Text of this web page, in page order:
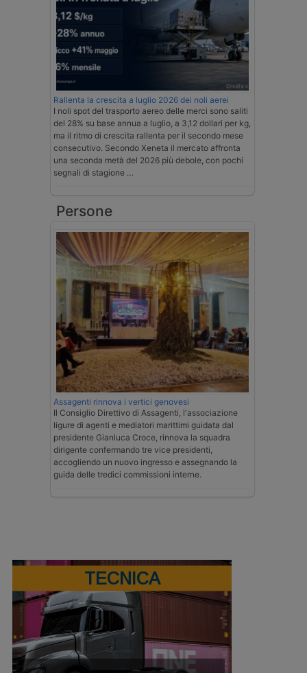
Rallenta la crescita a luglio 2026 dei noli aerei
I noli spot del trasporto aereo delle merci sono saliti
del 28% su base annua a luglio, a 3,12 dollari per kg,
ma il ritmo di crescita rallenta per il secondo mese
consecutivo. Secondo Xeneta il mercato affronta
una seconda metà del 2026 più debole, con pochi
segnali di stagione …
Persone
Assagenti rinnova i vertici genovesi
Il Consiglio Direttivo di Assagenti, l'associazione
ligure di agenti e mediatori marittimi guidata dal
presidente Gianluca Croce, rinnova la squadra
dirigente confermando tre vice presidenti,
accogliendo un nuovo ingresso e assegnando la
guida delle tredici commissioni interne.
TECNICA